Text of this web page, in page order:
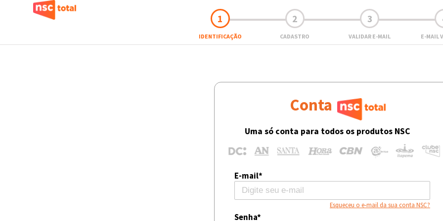
1
IDENTIFICAÇÃO
2
CADASTRO
3
VALIDAR E-MAIL E-MAIL
Conta
Uma só conta para todos os produtos NSC
E-mail*
Esqueceu o e-mail da sua conta NSC?
Senha*